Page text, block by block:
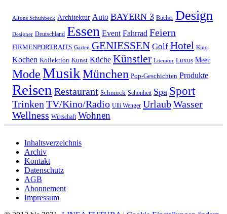
Alfons Schuhbeck Architektur Auto BAYERN 3 Bücher Design
Designer Deutschland Essen Event Fahrrad Feiern
FIRMENPORTRAITS Garten GENIESSEN Golf Hotel Kino
Kochen Kollektion Kunst Küche Künstler Literatur Luxus Meer
ModeMusikMünchen Pop-Geschichten Produkte
Reisen Restaurant Schmuck Schönheit Spa Sport
Trinken TV/Kino/Radio Ulli Wenger UrlaubWasser
Wellness Wirtschaft Wohnen
Inhaltsverzeichnis
Archiv
Kontakt
Datenschutz
AGB
Abonnement
Impressum